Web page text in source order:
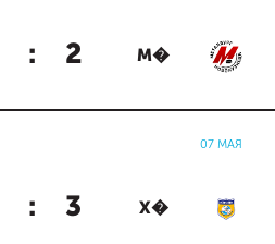
: 2 М�
07 МАЯ
: 3 Х�